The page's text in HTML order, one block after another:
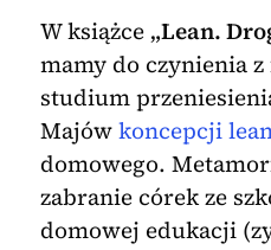
W książce „Lean.
mamy do czynienia
studium
Majówkoncepcji
domowego.
zabranie córek ze
domowej edukacji